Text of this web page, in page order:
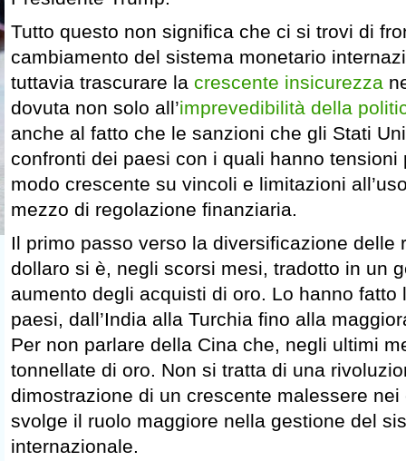
Tutto questo non significa che ci si trovi di
cambiamento del sistema monetario
tuttavia trascurare la crescente insicurezza
dovuta non solo all’imprevedibilità della
anche al fatto che le sanzioni che gli Stati
confronti dei paesi con i quali hanno
modo crescente su vincoli e limitazioni
mezzo di regolazione finanziaria.
Il primo passo verso la diversificazione delle
dollaro si è, negli scorsi mesi, tradotto in un
aumento degli acquisti di oro. Lo hanno fatto
paesi, dall’India alla Turchia fino alla
Per non parlare della Cina che, negli ultimi
tonnellate di oro. Non si tratta di una
dimostrazione di un crescente malessere
svolge il ruolo maggiore nella gestione del
internazionale.